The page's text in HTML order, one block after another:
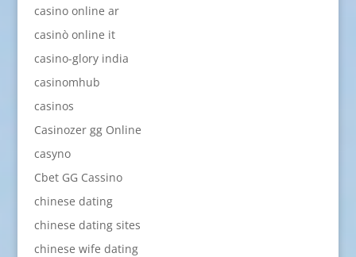
casino online ar
casinò online it
casino-glory india
casinomhub
casinos
Casinozer gg Online
casyno
Cbet GG Cassino
chinese dating
chinese dating sites
chinese wife dating